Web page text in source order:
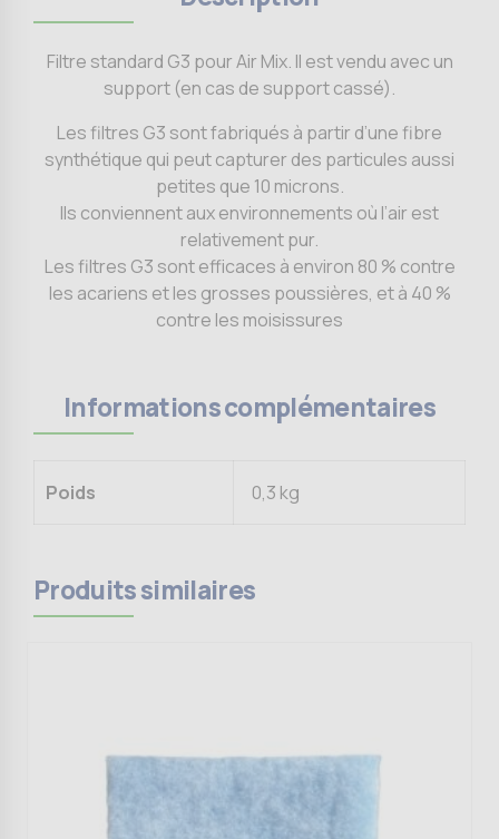
Filtre standard G3 pour Air Mix. Il est vendu avec un
support (en cas de support cassé).
Les filtres G3 sont fabriqués à partir d’une fibre
synthétique qui peut capturer des particules aussi
petites que 10 microns.
Ils conviennent aux environnements où l’air est
relativement pur.
Les filtres G3 sont efficaces à environ 80 % contre
les acariens et les grosses poussières, et à 40 %
contre les moisissures
Informations complémentaires
Poids 0,3 kg
Produits similaires